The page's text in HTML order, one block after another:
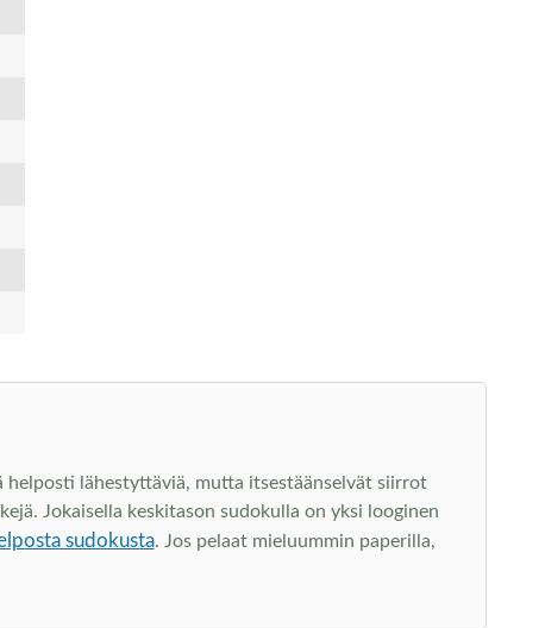
helposti lähestyttäviä, mutta itsestäänselvät siirrot
Jokaisella keskitason sudokulla on yksi looginen
sudokusta. Jos pelaat mieluummin paperilla,